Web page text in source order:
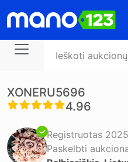
XONERU5696
4.96
Registruotas
Paskelbti